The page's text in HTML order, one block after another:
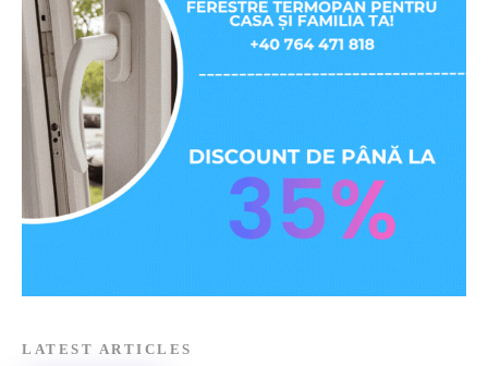
LATEST ARTICLES